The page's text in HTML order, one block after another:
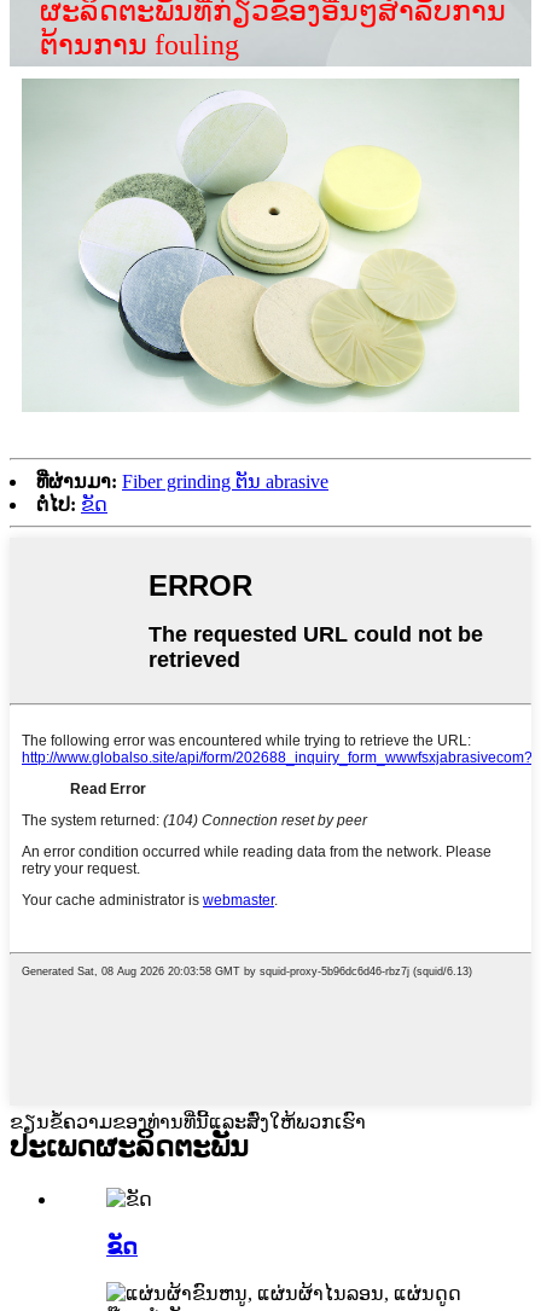
ຜະລິດຕະພັນທີ່ກ່ຽວຂ້ອງອື່ນໆສໍາລັບການ
ຕ້ານການ fouling
ທີ່ຜ່ານມາ: Fiber grinding ຕັນ abrasive
ຕໍ່ໄປ: ຂັດ
ຂຽນຂໍ້ຄວາມຂອງທ່ານທີ່ນີ້ແລະສົ່ງໃຫ້ພວກເຮົາ
ປະເພດຜະລິດຕະພັນ
ຂັດ